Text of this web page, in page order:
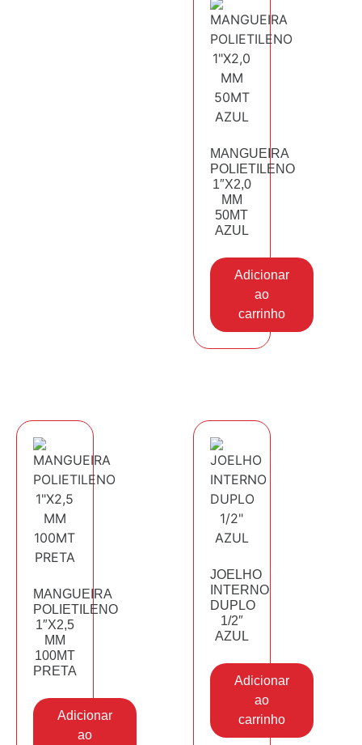
MANGUEIRA
POLIETILENO
1″X2,0
MM
50MT
AZUL
Adicionar
ao
carrinho
MANGUEIRA
POLIETILENO
1″X2,5
MM
100MT
PRETA
Adicionar
ao
JOELHO
INTERNO
DUPLO
1/2″
AZUL
Adicionar
ao
carrinho